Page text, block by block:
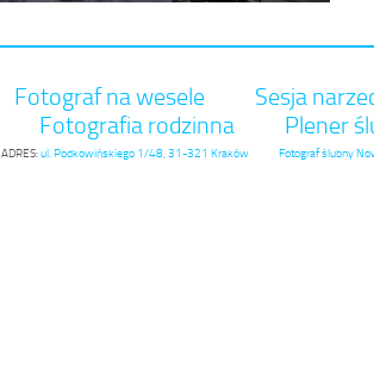
Fotograf na wesele Sesja
Fotografia rodzinna
Plener
ADRES:ul. Podkowińskiego 1/48, 31-321 Kraków Fotograf ślubny